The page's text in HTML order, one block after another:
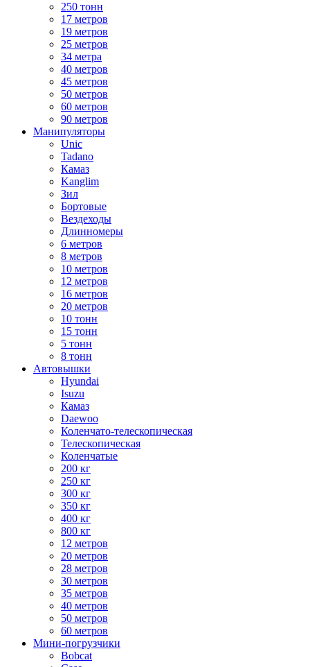
250 тонн
17 метров
19 метров
25 метров
34 метра
40 метров
45 метров
50 метров
60 метров
90 метров
Манипуляторы
Unic
Tadano
Камаз
Kanglim
Зил
Бортовые
Вездеходы
Длинномеры
6 метров
8 метров
10 метров
12 метров
16 метров
20 метров
10 тонн
15 тонн
5 тонн
8 тонн
Автовышки
Hyundai
Isuzu
Камаз
Daewoo
Коленчато-телескопическая
Телескопическая
Коленчатые
200 кг
250 кг
300 кг
350 кг
400 кг
800 кг
12 метров
20 метров
28 метров
30 метров
35 метров
40 метров
50 метров
60 метров
Мини-погрузчики
Bobcat